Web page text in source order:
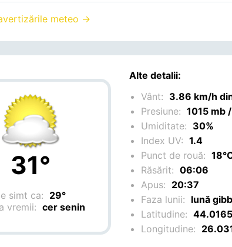
meteo →
31°
simt ca: 29°
vremii:cer senin
Alte detalii:
Vânt: 3.86 km/h
Presiune: 1015 mb
Umiditate: 30%
Index UV: 1.4
Punct de rouă:
Răsărit: 06:06
Apus: 20:37
Faza lunii: lună
Latitudine: 44.0165
Longitudine: